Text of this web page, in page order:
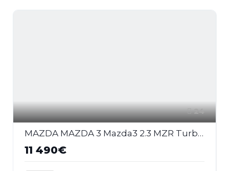
24
MAZDA MAZDA 3 Mazda3 2.3 MZR Turbo 2003 BERLINE MPS PHASE 2
11 490€